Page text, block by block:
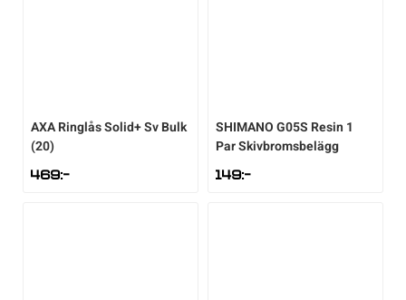
AXARinglås Solid+ Sv Bulk
(20)
469:-
SHIMANOG05S Resin 1
Par Skivbromsbelägg
149:-